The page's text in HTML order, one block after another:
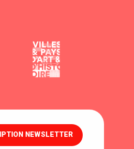
NEWSLETTER